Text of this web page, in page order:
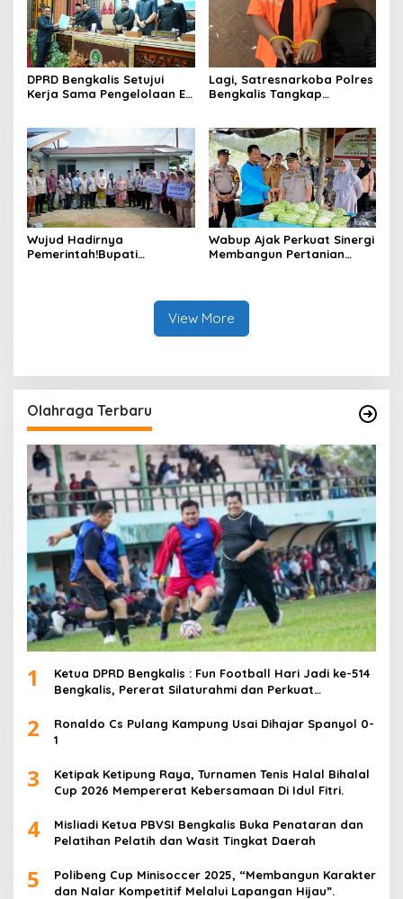
DPRD Bengkalis Setujui
Kerja Sama Pengelolaan E-
Lagi, Satresnarkoba Polres
Bengkalis Tangkap
Wujud Hadirnya
Pemerintah!Bupati
Wabup Ajak Perkuat Sinergi
Membangun Pertanian
View More
Olahraga Terbaru
1
Ketua DPRD Bengkalis : Fun Football Hari Jadi ke-514
Bengkalis, Pererat Silaturahmi dan Perkuat
2
Ronaldo Cs Pulang Kampung Usai Dihajar Spanyol 0-
1
3
Ketipak Ketipung Raya, Turnamen Tenis Halal Bihalal
Cup 2026 Mempererat Kebersamaan Di Idul Fitri.
4
Misliadi Ketua PBVSI Bengkalis Buka Penataran dan
Pelatihan Pelatih dan Wasit Tingkat Daerah
5
Polibeng Cup Minisoccer 2025, “Membangun Karakter
dan Nalar Kompetitif Melalui Lapangan Hijau”.